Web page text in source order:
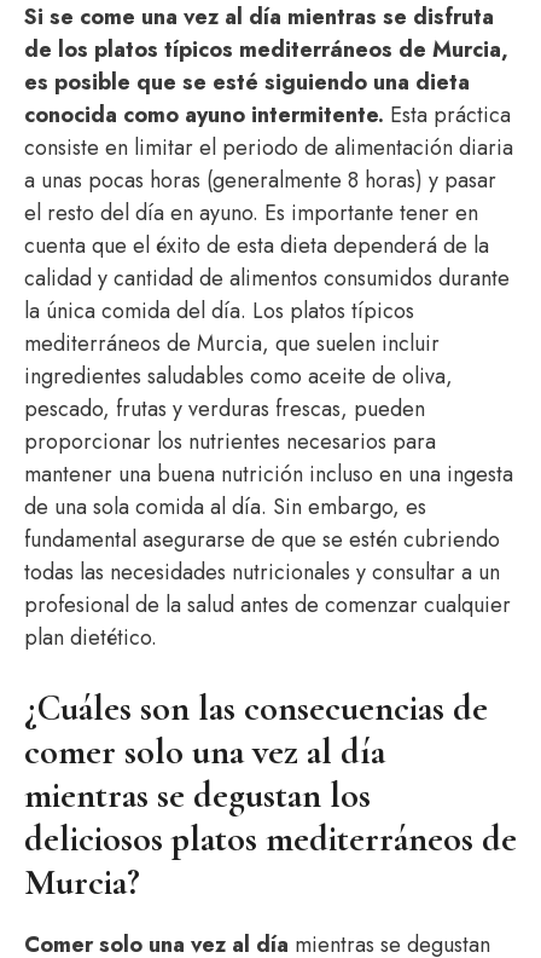
Si se come una vez al día mientras se disfruta
de los platos típicos mediterráneos de Murcia,
es posible que se esté siguiendo una dieta
conocida como ayuno intermitente. Esta práctica
consiste en limitar el periodo de alimentación diaria
a unas pocas horas (generalmente 8 horas) y pasar
el resto del día en ayuno. Es importante tener en
cuenta que el éxito de esta dieta dependerá de la
calidad y cantidad de alimentos consumidos durante
la única comida del día. Los platos típicos
mediterráneos de Murcia, que suelen incluir
ingredientes saludables como aceite de oliva,
pescado, frutas y verduras frescas, pueden
proporcionar los nutrientes necesarios para
mantener una buena nutrición incluso en una ingesta
de una sola comida al día. Sin embargo, es
fundamental asegurarse de que se estén cubriendo
todas las necesidades nutricionales y consultar a un
profesional de la salud antes de comenzar cualquier
plan dietético.
¿Cuáles son las consecuencias de
comer solo una vez al día
mientras se degustan los
deliciosos platos mediterráneos de
Murcia?
Comer solo una vez al día mientras se degustan